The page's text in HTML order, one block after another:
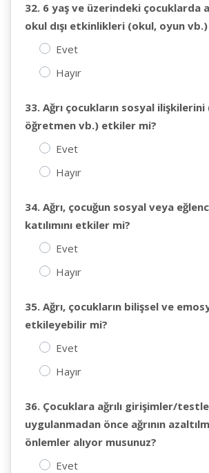
32. 6 yaş ve üzerindeki çocuklarda
okul dışı etkinlikleri (okul, oyun
Evet
Hayır
33. Ağrı çocukların sosyal
öğretmen vb.) etkiler mi?
Evet
Hayır
34. Ağrı, çocuğun sosyal veya
katılımını etkiler mi?
Evet
Hayır
35. Ağrı, çocukların bilişsel ve
etkileyebilir mi?
Evet
Hayır
36. Çocuklara ağrılı girişimler/
uygulanmadan önce ağrının
önlemler alıyor musunuz?
Evet